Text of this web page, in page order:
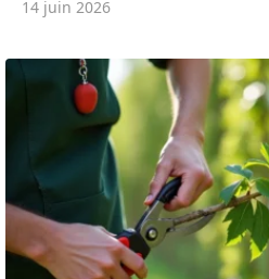
14 juin 2026